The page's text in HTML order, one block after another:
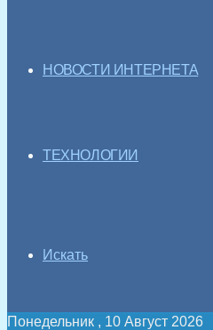
НОВОСТИ ИНТЕРНЕТА
ТЕХНОЛОГИИ
Искать
Понедельник , 10 Август 2026